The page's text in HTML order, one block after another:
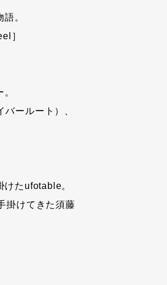
。
］
ールート）、
たufotable。
掛けてきた須藤